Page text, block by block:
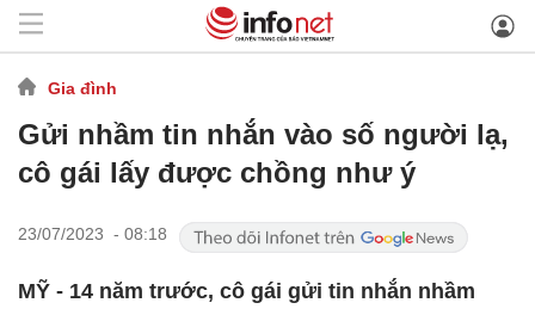
Gia đình
Gửi nhầm tin nhắn vào số người lạ,
cô gái lấy được chồng như ý
23/07/2023 - 08:18
MỸ - 14 năm trước, cô gái gửi tin nhắn nhầm